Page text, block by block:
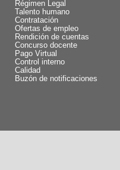
Régimen Legal
Talento humano
Contratación
Ofertas de empleo
Rendición de cuentas
Concurso docente
Pago Virtual
Control interno
Calidad
Buzón de notificaciones